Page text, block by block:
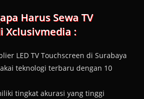
Harus Sewa TV
Xclusivmedia :
LED TV Touchscreen di Surabaya
teknologi terbaru dengan 10
tingkat akurasi yang tinggi